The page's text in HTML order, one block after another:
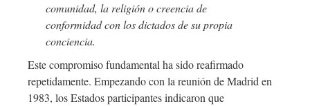
comunidad, la religión o creencia de
conformidad con los dictados de su propia
conciencia.
Este compromiso fundamental ha sido reafirmado
repetidamente. Empezando con la reunión de Madrid en
1983, los Estados participantes indicaron que